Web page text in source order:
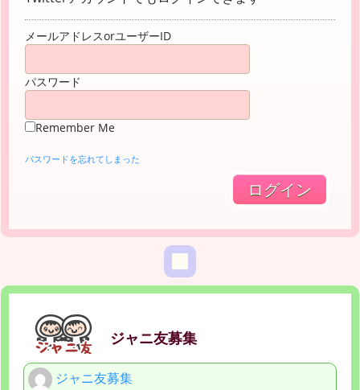
メールアドレスorユーザーID
パスワード
Remember Me
パスワードを忘れてしまった
ジャニ友募集
ジャニ友募集